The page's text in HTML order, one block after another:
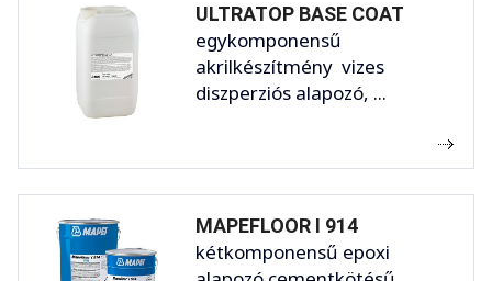
ULTRATOP BASE COAT
egykomponensű
akrilkészítmény vizes
diszperziós alapozó, ...
MAPEFLOOR I 914
kétkomponensű epoxi